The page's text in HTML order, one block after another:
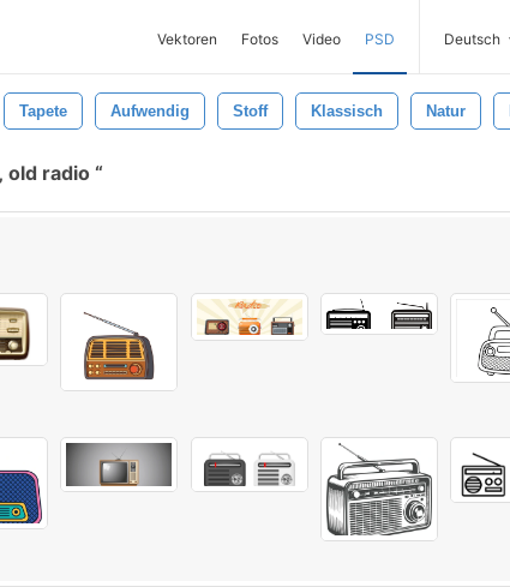
Vektoren Fotos Video PSD Deutsch
Tapete Aufwendig Stoff Klassisch Natur
old radio